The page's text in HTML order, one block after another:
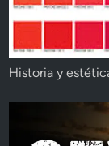
Historia y